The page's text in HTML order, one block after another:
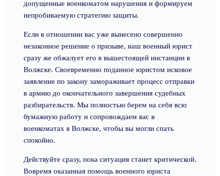
допущенные военкоматом нарушения и формируем
непробиваемую стратегию защиты.
Если в отношении вас уже вынесено совершенно
незаконное решение о призыве, наш военный юрист
сразу же обжалует его в вышестоящей инстанции в
Волжске. Своевременно поданное юристом исковое
заявление по закону замораживает процесс отправки
в армию до окончательного завершения судебных
разбирательств. Мы полностью берем на себя всю
бумажную работу и сопровождаем вас в
военкоматах в Волжске, чтобы вы могли спать
спокойно.
Действуйте сразу, пока ситуация станет критической.
Вовремя оказанная помощь военного юриста